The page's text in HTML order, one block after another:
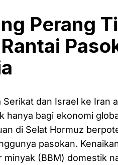
Perang
Serikat dan Israel ke Iran
hanya bagi ekonomi
di Selat Hormuz
pasokan.
minyak (BBM) domestik